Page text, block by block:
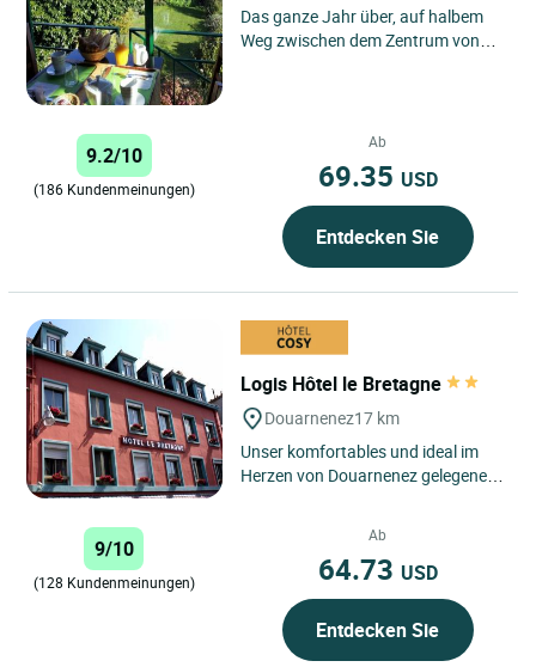
Das ganze Jahr über, auf halbem
Weg zwischen dem Zentrum von
9.2/10
(186 Kundenmeinungen)
Ab
69.35 USD
Entdecken Sie
Logis Hôtel le Bretagne
Douarnenez17 km
Unser komfortables und ideal im
Herzen von Douarnenez gelegenes
9/10
(128 Kundenmeinungen)
Ab
64.73 USD
Entdecken Sie